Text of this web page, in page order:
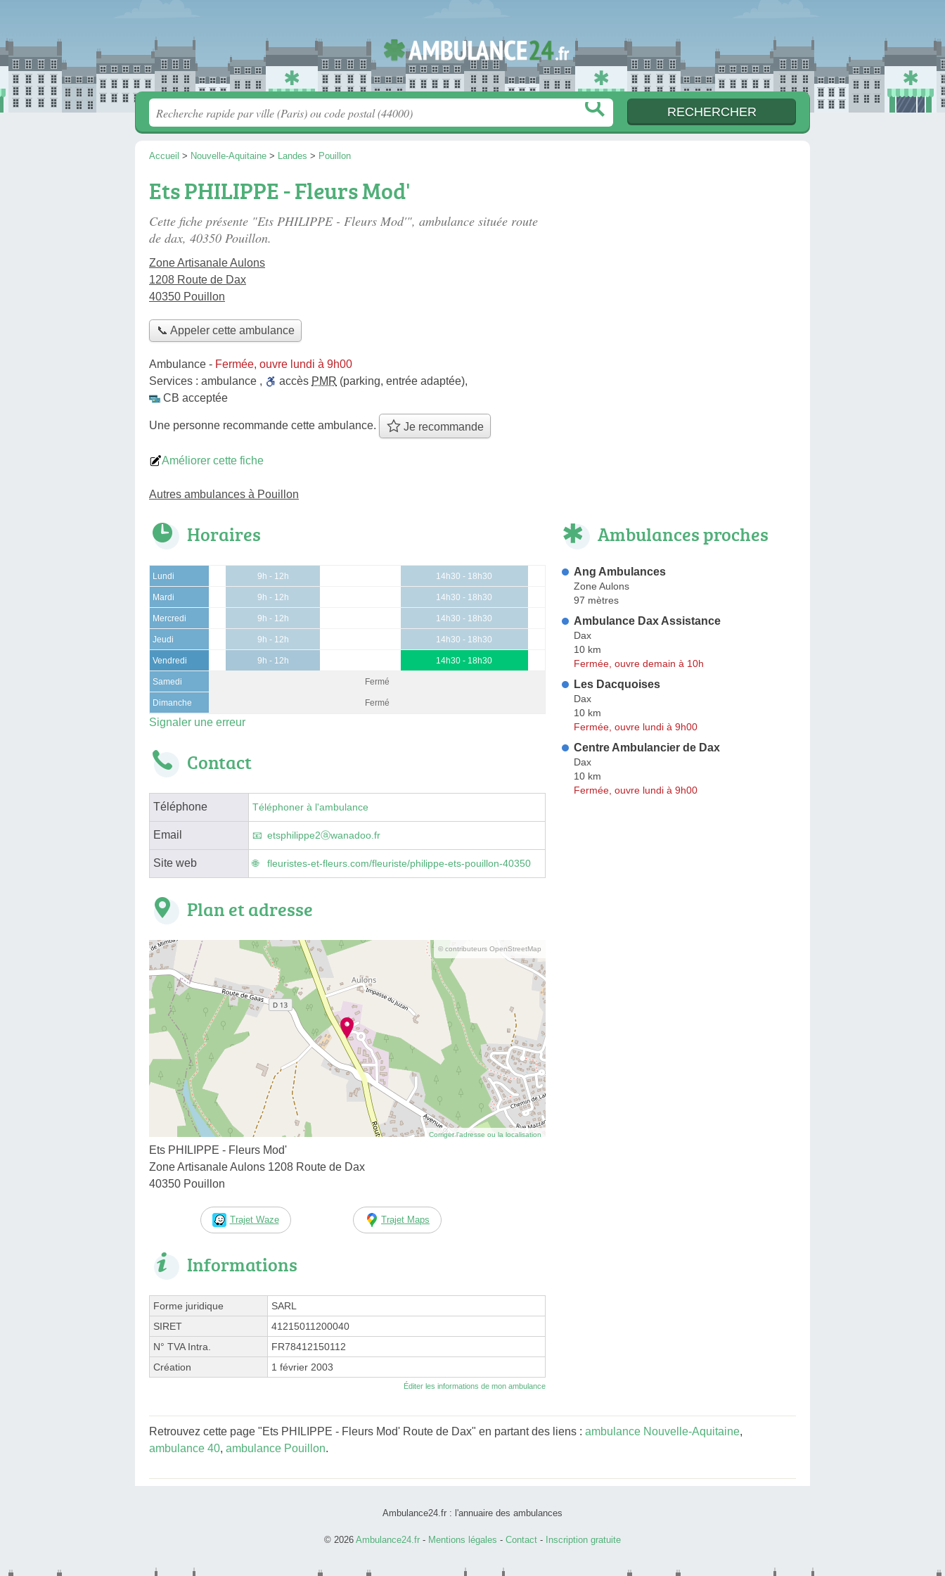
Accueil > Nouvelle-Aquitaine > Landes > Pouillon
Ets PHILIPPE - Fleurs Mod'
Cette fiche présente "Ets PHILIPPE - Fleurs Mod'", ambulance située route
de dax, 40350 Pouillon.
Zone Artisanale Aulons
1208 Route de Dax
40350 Pouillon
📞 Appeler cette ambulance
Ambulance - Fermée, ouvre lundi à 9h00
Services : ambulance , accès PMR (parking, entrée adaptée),
CB acceptée
Une personne recommande cette ambulance. Je recommande
Améliorer cette fiche
Autres ambulances à Pouillon
Horaires
Lundi 9h - 12h 14h30 - 18h30
Mardi 9h - 12h 14h30 - 18h30
Mercredi 9h - 12h 14h30 - 18h30
Jeudi 9h - 12h 14h30 - 18h30
Vendredi 9h - 12h 14h30 - 18h30
Samedi Fermé
Dimanche Fermé
Signaler une erreur
Contact
Téléphone Téléphoner à l'ambulance
Email etsphilippe2ⓐwanadoo.fr
Site web fleuristes-et-fleurs.com/fleuriste/philippe-ets-pouillon-40350
Plan et adresse
© contributeurs OpenStreetMap
Corriger l’adresse ou la localisation
Ets PHILIPPE - Fleurs Mod'
Zone Artisanale Aulons 1208 Route de Dax
40350 Pouillon
Trajet Waze Trajet Maps
Informations
Forme juridique
SARL
SIRET
41215011200040
N° TVA Intra.
FR78412150112
Création
1 février 2003
Éditer les informations de mon ambulance
Ambulances proches
Ang Ambulances
Zone Aulons
97 mètres
Ambulance Dax Assistance
Dax
10 km
Fermée, ouvre demain à 10h
Les Dacquoises
Dax
10 km
Fermée, ouvre lundi à 9h00
Centre Ambulancier de Dax
Dax
10 km
Fermée, ouvre lundi à 9h00
Retrouvez cette page "Ets PHILIPPE - Fleurs Mod' Route de Dax" en partant des liens : ambulance Nouvelle-Aquitaine,
ambulance 40, ambulance Pouillon.
Ambulance24.fr : l'annuaire des ambulances
© 2026 Ambulance24.fr - Mentions légales - Contact - Inscription gratuite